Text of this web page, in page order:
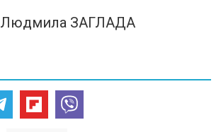
Людмила ЗАГЛАДА